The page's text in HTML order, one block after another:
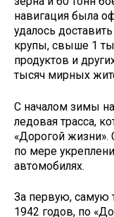
навигация была
удалось
крупы, свыше 1
продуктов и
тысяч мирных
С началом зимы
ледовая трасса,
«Дорогой жизни».
по мере
автомобилях.
За первую, самую
1942 годов, по